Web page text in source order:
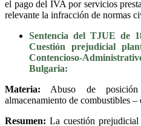
el pago del IVA por servicios
relevante la infracción de normas
Sentencia del TJUE de
Cuestión prejudicial
Contencioso-
Bulgaria:
Materia: Abuso de
almacenamiento de combustibles
Resumen: La cuestión